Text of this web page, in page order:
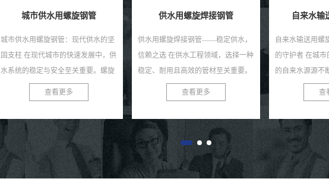
供水用螺旋焊接钢管
供水用螺旋焊接钢管——稳定供水，
信赖之选 在供水工程领域，选择一种
稳定、耐用且高效的管材至关重要。
供水用螺旋焊接钢管，以其独特的优
势，成为现代供水系统...
查看更多
自来水输送用螺旋焊管
自来水输送用螺旋焊管——城市供水
的守护者 在城市的每一个角落，清澈
的自来水源源不断地流向千家万户，
这背后离不开一个默默付出的守护者
——自来水输送用螺旋焊...
查看更多
排水用
在现代工业与建
重要性不言而喻
畅运行，也直接
安全。在众多排
旋钢管以其独特
查